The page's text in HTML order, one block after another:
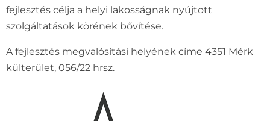
fejlesztés célja a helyi lakosságnak nyújtott
szolgáltatások körének bővítése.
A fejlesztés megvalósítási helyének címe 4351 Mérk
külterület, 056/22 hrsz.